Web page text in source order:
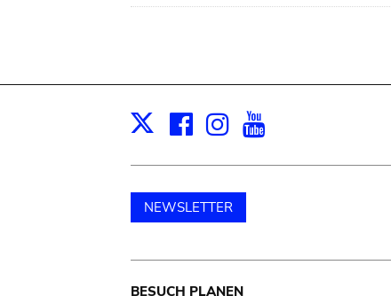
X Facebook
Instagram
NEWSLETTER
BESUCH PLANEN